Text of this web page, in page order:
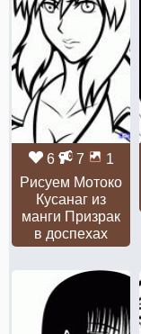
6 7
1
Рисуем Мотоко
Кусанаг из
манги Призрак
в доспехах